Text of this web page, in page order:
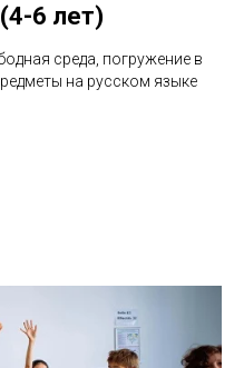
6 лет)
среда, погружение в
на русском языке